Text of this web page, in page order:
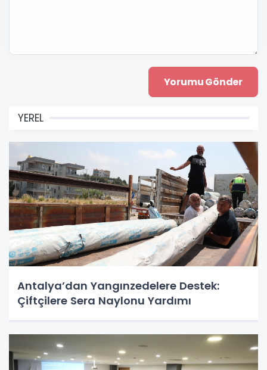
YEREL
Antalya’dan Yangınzedelere Destek:
Çiftçilere Sera Naylonu Yardımı